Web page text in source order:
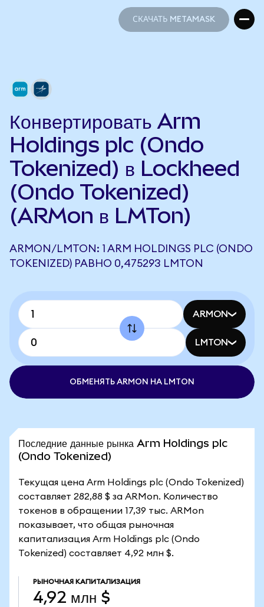
СКАЧАТЬ METAMASK
Конвертировать Arm
Holdings plc (Ondo
Tokenized) в Lockheed
(Ondo Tokenized)
(ARMon в LMTon)
ARMON/LMTON: 1 ARM HOLDINGS PLC (ONDO
TOKENIZED) РАВНО 0,475293 LMTON
ARMON
LMTON
ОБМЕНЯТЬ ARMON НА LMTON
Последние данные рынка Arm Holdings plc
(Ondo Tokenized)
Текущая цена Arm Holdings plc (Ondo Tokenized)
составляет 282,88 $ за ARMon. Количество
токенов в обращении 17,39 тыс. ARMon
показывает, что общая рыночная
капитализация Arm Holdings plc (Ondo
Tokenized) составляет 4,92 млн $.
РЫНОЧНАЯ КАПИТАЛИЗАЦИЯ
4,92 млн $